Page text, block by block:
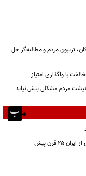
تریبون مردم و مطالبه‌گر حل
با واگذاری امتیاز
معیشت مردم مشکلی پیش نیاید